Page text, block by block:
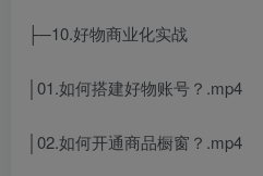
├─10.好物商业化实战
│01.如何搭建好物账号？.mp4
│02.如何开通商品橱窗？.mp4